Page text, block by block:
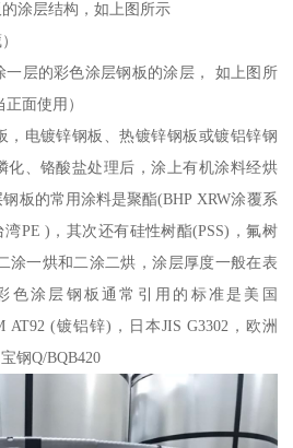
涂层结构，如上图所示
一层的彩色涂层钢板的涂层， 如上图所
面使用）
，电镀锌钢板、热镀锌钢板或镀铝锌钢
化、铬酸盐处理后，涂上有机涂料经烘
板的常用涂料是聚酯(BHP XRW涂覆系
PE )，其次还有硅性树酯(PSS)，氟树
涂一烘和二涂二烘，涂层厚度一般在表
色涂层钢板通常引用的标准是美国
AT92 (镀铝锌)，日本JIS G3302，欧洲
钢Q/BQB420